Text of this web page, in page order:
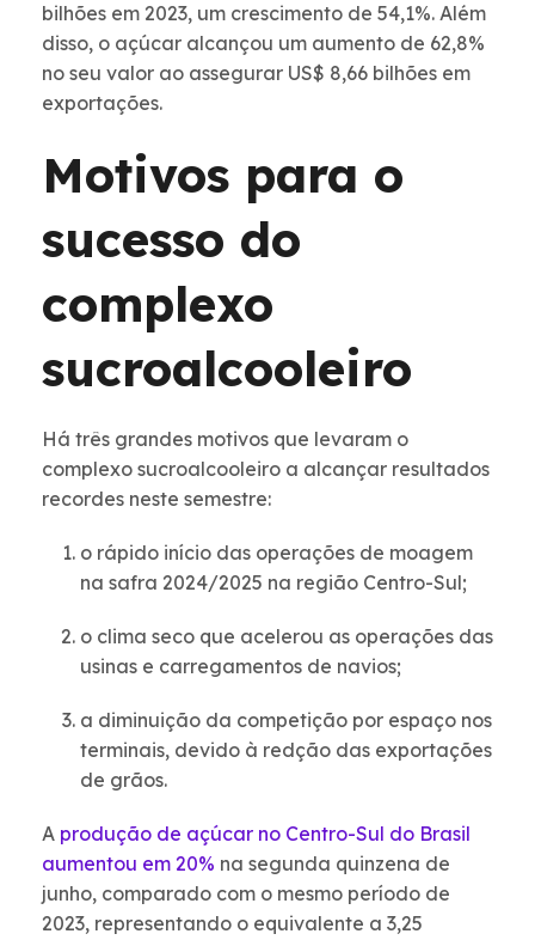
bilhões em 2023, um crescimento de 54,1%. Além
disso, o açúcar alcançou um aumento de 62,8%
no seu valor ao assegurar US$ 8,66 bilhões em
exportações.
Motivos para o
sucesso do
complexo
sucroalcooleiro
Há três grandes motivos que levaram o
complexo sucroalcooleiro a alcançar resultados
recordes neste semestre:
o rápido início das operações de moagem
na safra 2024/2025 na região Centro-Sul;
o clima seco que acelerou as operações das
usinas e carregamentos de navios;
a diminuição da competição por espaço nos
terminais, devido à redção das exportações
de grãos.
A produção de açúcar no Centro-Sul do Brasil
aumentou em 20% na segunda quinzena de
junho, comparado com o mesmo período de
2023, representando o equivalente a 3,25